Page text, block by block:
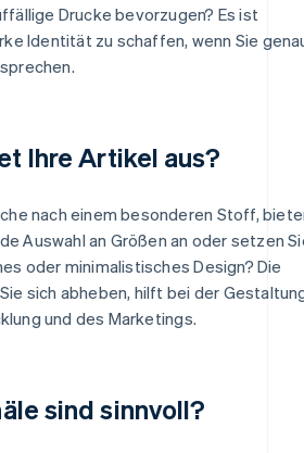
Drucke bevorzugen? Es ist
Identität zu schaffen, wenn Sie
Ihre Artikel aus?
nach einem besonderen Stoff,
Auswahl an Größen an oder setzen
oder minimalistisches Design? Die
sich abheben, hilft bei der
und des Marketings.
sind sinnvoll?